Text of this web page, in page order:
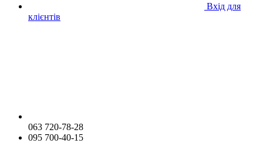
Вхід для
клієнтів
063 720-78-28
095 700-40-15